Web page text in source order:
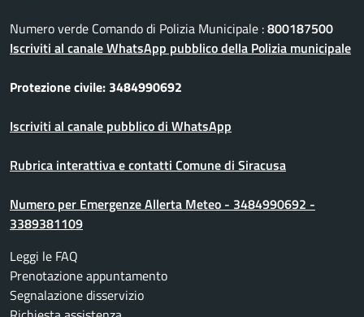
Numero verde Comando di Polizia Municipale :800187500
Iscriviti al canale WhatsApp pubblico della Polizia municipale
Protezione civile: 3484990692
Iscriviti al canale pubblico di WhatsApp
Rubrica interattiva e contatti Comune di Siracusa
Numero per Emergenze Allerta Meteo - 3484990692 -
3389381109
Leggi le FAQ
Prenotazione appuntamento
Segnalazione disservizio